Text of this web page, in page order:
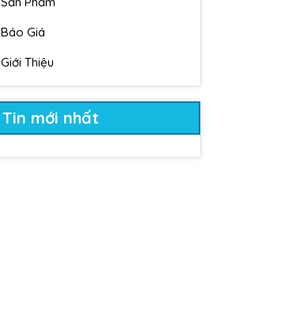
Báo Giá
Giới Thiệu
Tin mới nhất